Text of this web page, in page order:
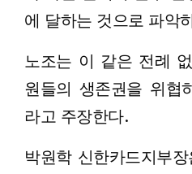
에 달하는 것으로 파악
노조는 이 같은 전례
원들의 생존권을 위협
라고 주장한다.
박원학 신한카드지부